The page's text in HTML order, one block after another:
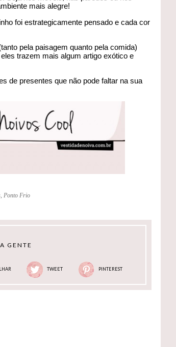
mais alegre!
foi estrategicamente pensado e cada cor
pela paisagem quanto pela comida)
trazem mais algum artigo exótico e
de presentes que não pode faltar na sua
, Ponto Frio
GENTE
TWEET PINTEREST